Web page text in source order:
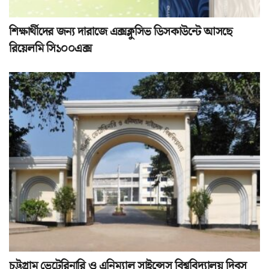
শিক্ষার্থীদের জন্য দারাজে এক্সক্লুসিভ ডিসকাউন্টে আসছে
রিয়েলমি সি১০০এক্স